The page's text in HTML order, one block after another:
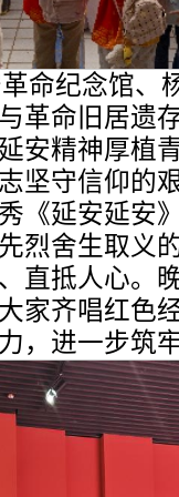
命纪念馆、
革命旧居遗
安精神厚植
坚守信仰的
《延安延安
烈舍生取义
直抵人心。
家齐唱红色
，进一步筑